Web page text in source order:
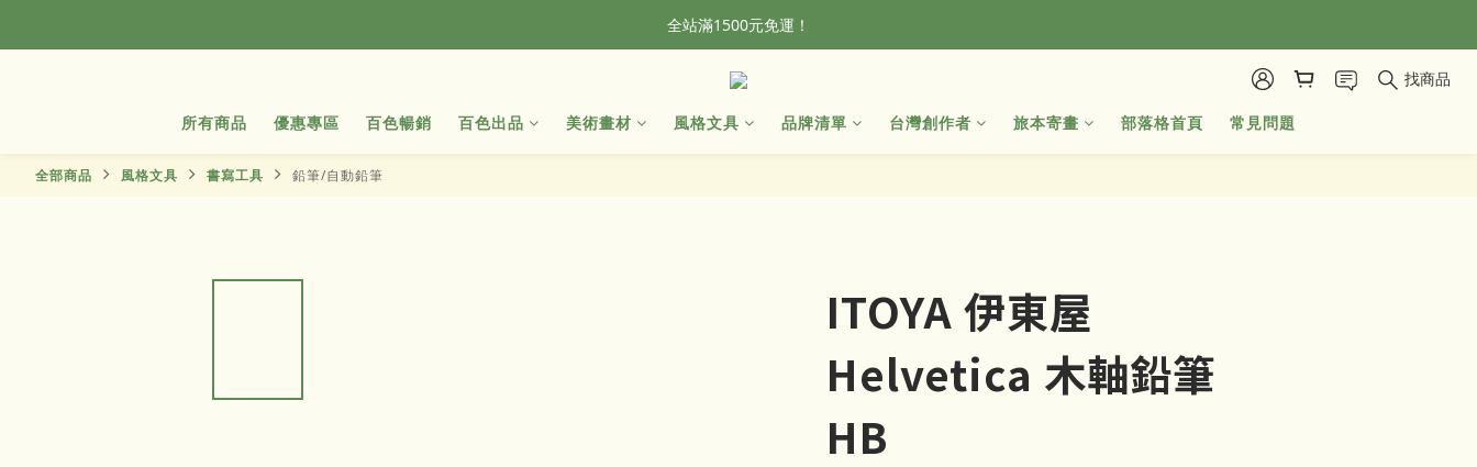
全站滿1500元免運！
全站滿1500元免運！
加入會員，首單輸入折扣碼NEWFROG，滿800現折50
全站滿1500元免運！
找商品
所有商品 優惠專區 百色暢銷 百色出品 美術畫材 風格文具 品牌清單 台灣創作者 旅本寄畫 部落格首頁 常見問題
全部商品 風格文具 書寫工具 鉛筆/自動鉛筆
ITOYA 伊東屋
Helvetica 木軸鉛筆
HB